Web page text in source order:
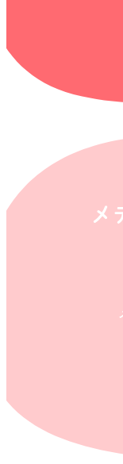
メ